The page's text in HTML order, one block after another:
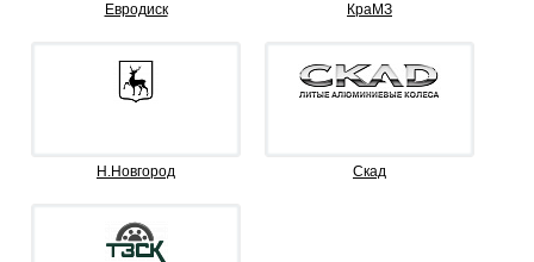
Евродиск КраМЗ
Н.Новгород Скад